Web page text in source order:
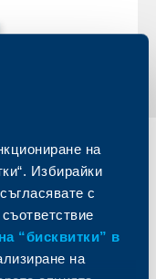
на
Избирайки
с
“бисквитки” в
на
на парични средства
финансиране